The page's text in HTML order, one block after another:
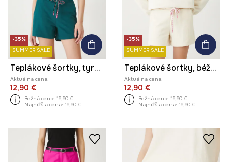
-35%
SUMMER SALE
Teplákové šortky, tyrkysová farba, hladké
Aktuálna cena:
12,90 €
Bežná cena: 19,90 €
Najnižšia cena: 19,90 €
-35%
SUMMER SALE
Teplákové šortky, béžová farba, hladké
Aktuálna cena:
12,90 €
Bežná cena: 19,90 €
Najnižšia cena: 19,90 €